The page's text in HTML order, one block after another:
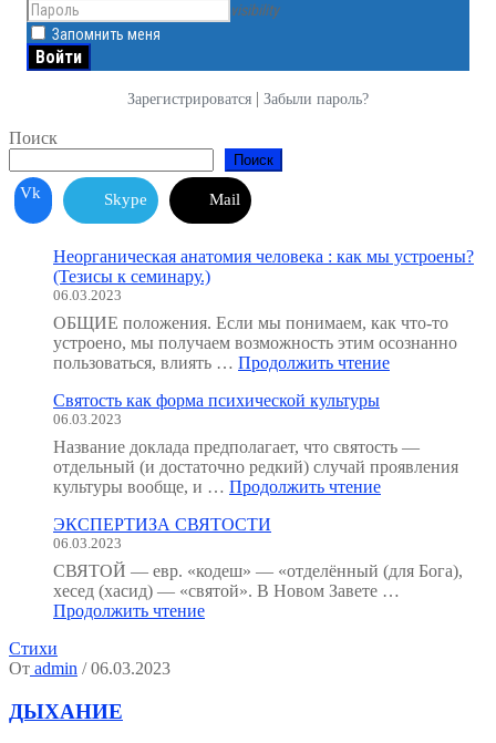
visibility
Запомнить меня
Зарегистрироватся | Забыли пароль?
Поиск
Поиск
Vk Skype Mail
Неорганическая анатомия человека : как мы устроены?
(Тезисы к семинару.)
06.03.2023
ОБЩИЕ положения. Если мы понимаем, как что-то
устроено, мы получаем возможность этим осознанно
пользоваться, влиять … Продолжить чтение
как
мы
Святость как форма психической культуры
06.03.2023
Название доклада предполагает, что святость —
отдельный (и достаточно редкий) случай проявления
культуры вообще, и … Продолжить чтение"Святость
культуры"
ЭКСПЕРТИЗА СВЯТОСТИ
06.03.2023
СВЯТОЙ — евр. «кодеш» — «отделённый (для Бога),
хесед (хасид) — «святой». В Новом Завете …
Продолжить чтение"ЭКСПЕРТИЗА
Стихи
От admin / 06.03.2023
ДЫХАНИЕ